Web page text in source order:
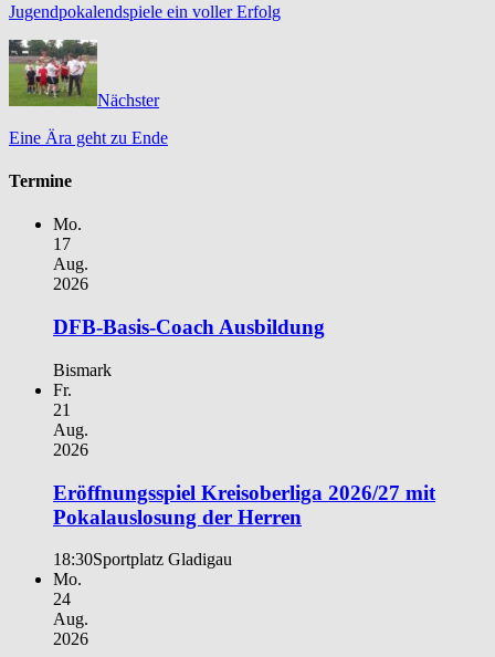
Jugendpokalendspiele ein voller Erfolg
Nächster
Eine Ära geht zu Ende
Termine
Mo.
17
Aug.
2026
DFB-Basis-Coach Ausbildung
Bismark
Fr.
21
Aug.
2026
Eröffnungsspiel Kreisoberliga 2026/27 mit
Pokalauslosung der Herren
18:30Sportplatz Gladigau
Mo.
24
Aug.
2026